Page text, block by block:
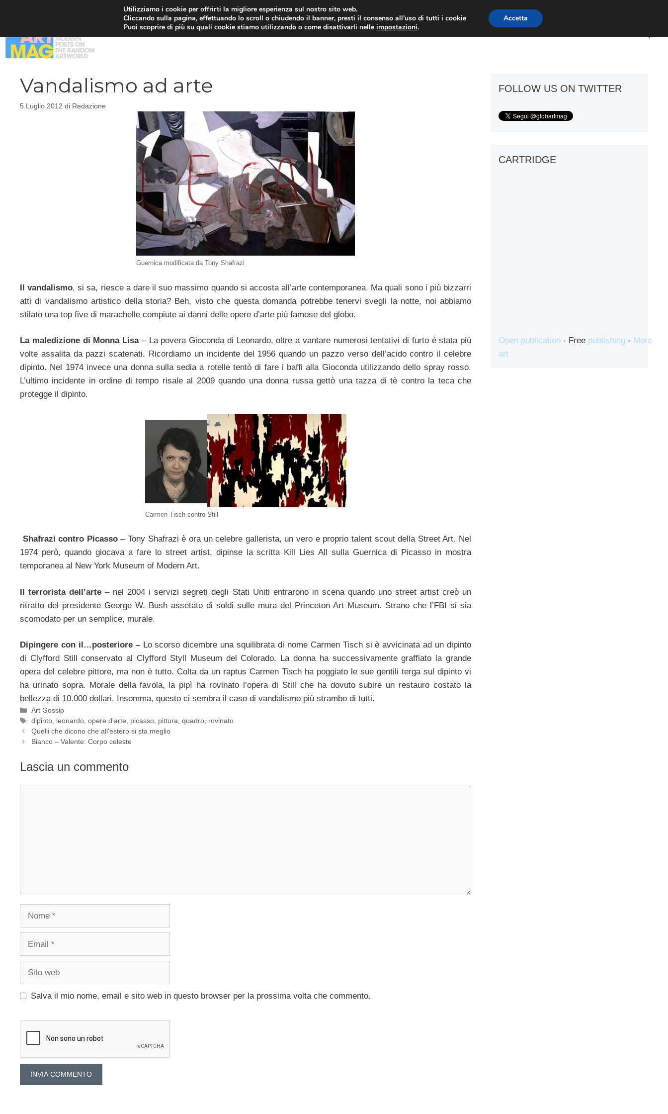
ART GOSSIP FIERE GALLERIE
Vandalismo ad arte
5 Luglio 2012 di Redazione
Guernica modificata da Tony Shafrazi
Il vandalismo, si sa, riesce a dare il suo massimo quando si accosta all’arte contemporanea. Ma quali sono i più bizzarri
atti di vandalismo artistico della storia? Beh, visto che questa domanda potrebbe tenervi svegli la notte, noi abbiamo
stilato una top five di marachelle compiute ai danni delle opere d’arte più famose del globo.
La maledizione di Monna Lisa– La povera Gioconda di Leonardo, oltre a vantare numerosi tentativi di furto è stata più
volte assalita da pazzi scatenati. Ricordiamo un incidente del 1956 quando un pazzo verso dell’acido contro il celebre
dipinto. Nel 1974 invece una donna sulla sedia a rotelle tentò di fare i baffi alla Gioconda utilizzando dello spray rosso.
L’ultimo incidente in ordine di tempo risale al 2009 quando una donna russa gettò una tazza di tè contro la teca che
protegge il dipinto.
Carmen Tisch contro Still
Shafrazi contro Picasso– Tony Shafrazi è ora un celebre gallerista, un vero e proprio talent scout della Street Art. Nel
1974 però, quando giocava a fare lo street artist, dipinse la scritta Kill Lies All sulla Guernica di Picasso in mostra
temporanea al New York Museum of Modern Art.
Il terrorista dell’arte – nel 2004 i servizi segreti degli Stati Uniti entrarono in scena quando uno street artist creò un
ritratto del presidente George W. Bush assetato di soldi sulle mura del Princeton Art Museum. Strano che l’FBI si sia
scomodato per un semplice, murale.
Dipingere con il…posteriore – Lo scorso dicembre una squilibrata di nome Carmen Tisch si è avvicinata ad un dipinto
di Clyfford Still conservato al Clyfford Styll Museum del Colorado. La donna ha successivamente graffiato la grande
opera del celebre pittore, ma non è tutto. Colta da un raptus Carmen Tisch ha poggiato le sue gentili terga sul dipinto vi
ha urinato sopra. Morale della favola, la pipì ha rovinato l’opera di Still che ha dovuto subire un restauro costato la
bellezza di 10.000 dollari. Insomma, questo ci sembra il caso di vandalismo più strambo di tutti.
Categorie
Art Gossip
Tag
dipinto leonardo ,opere d'arte picasso pittura ,quadro rovinato
Quelli che dicono che all’estero si sta meglio
Bianco – Valente: Corpo celeste
Lascia un commento
Salva il mio nome, email e sito web in questo browser per la prossima volta che commento.
FOLLOW US ON TWITTER
CARTRIDGE
Open publication - Free publishing - More
art
Utilizziamo i cookie per offrirti la migliore esperienza sul nostro sito web.
Cliccando sulla pagina, effettuando lo scroll o chiudendo il banner, presti il consenso all’uso di tutti i cookie
Puoi scoprire di più su quali cookie stiamo utilizzando o come disattivarli nelleimpostazioni.
Accetta